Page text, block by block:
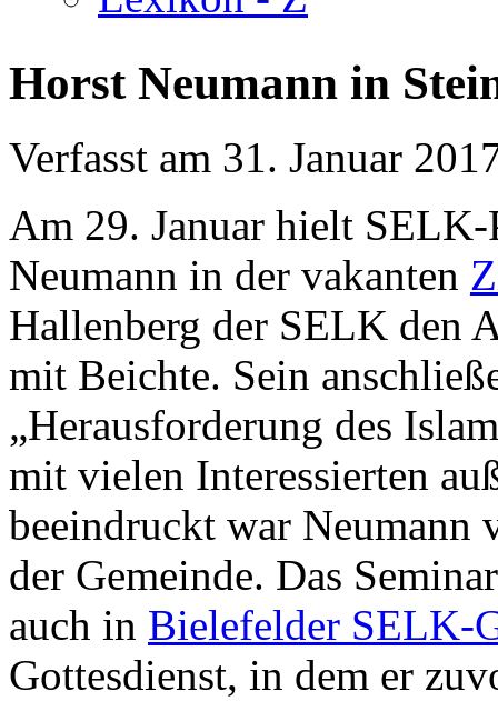
Horst Neumann in
Verfasst am 31. Januar
Am 29. Januar hielt
Neumann in der vakanten
Hallenberg der SELK den
mit Beichte. Sein
„Herausforderung des
mit vielen Interessierten
beeindruckt war Neumann
der Gemeinde. Das
auch in Bielefelder SELK-
Gottesdienst, in dem er